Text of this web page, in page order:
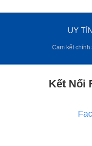
UY
Cam kết chính
Kết Nối